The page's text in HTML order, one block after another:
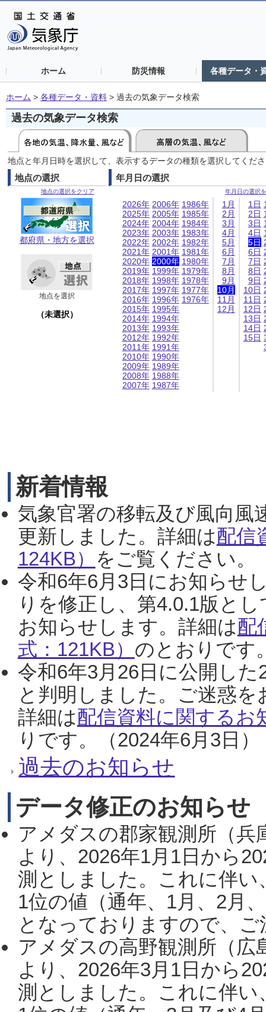
ホーム 防災情報 各種データ・
ホーム > 各種データ・資料 > 過去の気象データ検索
過去の気象データ検索
地点と年月日時を選択して、表示するデータの種類を選択してくだ
地点の選択
地点の選択をクリア
都府県・地方を選択
地点を選択
（未選択）
年月日の選択
年月日の選択
2026年
2025年
2024年
2023年
2022年
2021年
2020年
2019年
2018年
2017年
2016年
2015年
2014年
2013年
2012年
2011年
2010年
2009年
2008年
2007年
2006年
2005年
2004年
2003年
2002年
2001年
2000年
1999年
1998年
1997年
1996年
1995年
1994年
1993年
1992年
1991年
1990年
1989年
1988年
1987年
1986年
1985年
1984年
1983年
1982年
1981年
1980年
1979年
1978年
1977年
1976年
1月
2月
3月
4月
5月
6月
7月
8月
9月
10月
11月
12月
1日
2日
3日
4日
5日
6日
7日
8日
9日
10日
11日
12日
13日
14日
15日
新着情報
気象官署の移転及び風向風
更新しました。詳細は配信
124KB） をご覧ください。
令和6年6月3日にお知らせ
りを修正し、第4.0.1版と
お知らせします。詳細は配
式：121KB） のとおりです
令和6年3月26日に公開し
と判明しました。ご迷惑
詳細は配信資料に関するお
りです。（2024年6月3日）
過去のお知らせ
データ修正のお知らせ
アメダスの郡家観測所（
より、2026年1月1日から
測としました。これに伴い
1位の値（通年、1月、2月
となっておりますので、
アメダスの高野観測所（
より、2026年3月1日から
測としました。これに伴い